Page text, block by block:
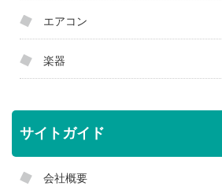
エアコン
楽器
サイトガイド
会社概要